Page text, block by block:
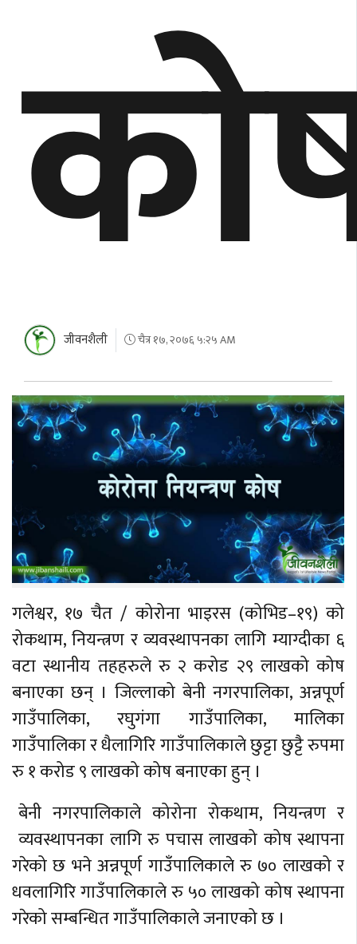
जीवनशैली चैत्र १७, २०७६ ५:२५ AM
गलेश्वर, १७ चैत / कोरोना भाइरस (कोभिड–१९) को
रोकथाम, नियन्त्रण र व्यवस्थापनका लागि म्याग्दीका ६
वटा स्थानीय तहहरुले रु २ करोड २९ लाखको कोष
बनाएका छन् । जिल्लाको बेनी नगरपालिका, अन्नपूर्ण
गाउँपालिका, रघुगंगा गाउँपालिका, मालिका
गाउँपालिका र धैलागिरि गाउँपालिकाले छुट्टा छुट्टै रुपमा
रु १ करोड ९ लाखको कोष बनाएका हुन् ।
बेनी नगरपालिकाले कोरोना रोकथाम, नियन्त्रण र
व्यवस्थापनका लागि रु पचास लाखको कोष स्थापना
गरेको छ भने अन्नपूर्ण गाउँपालिकाले रु ७० लाखको र
धवलागिरि गाउँपालिकाले रु ५० लाखको कोष स्थापना
गरेको सम्बन्धित गाउँपालिकाले जनाएको छ ।